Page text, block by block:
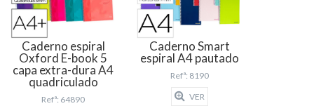
Caderno espiral
Oxford E-book 5
capa extra-dura A4
quadriculado
Refª: 64890
Caderno Smart
espiral A4 pautado
Refª: 8190
VER